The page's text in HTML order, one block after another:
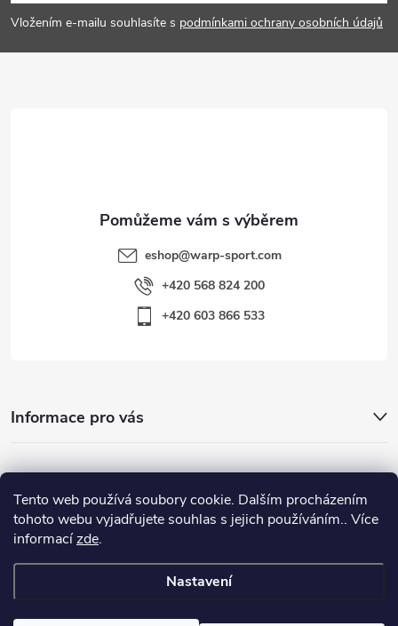
Tento web používá soubory cookie. Dalším procházením
tohoto webu vyjadřujete souhlas s jejich používáním.. Více
informacízde.
Nastavení
pVložením e-mailu souhlasíte s podmínkami ochrany osobních údajů
eshop@warp-sport.com
+420 568 824 200
+420 603 866 533
Informace pro vás
Nejhledanější
Důležité odkazy